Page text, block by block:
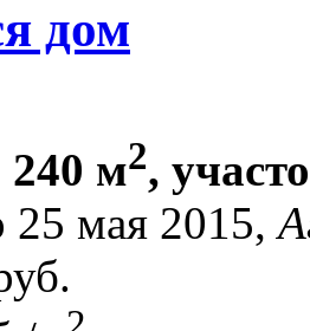
дом
м2,
25 мая 2015,